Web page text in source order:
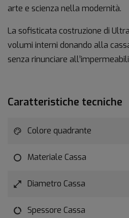
arte e scienza nella modernità.
La sofisticata costruzione di
volumi interni donando alla
senza rinunciare
Caratteristiche tecniche
Colore quadrante
Materiale Cassa
Diametro Cassa
Spessore Cassa